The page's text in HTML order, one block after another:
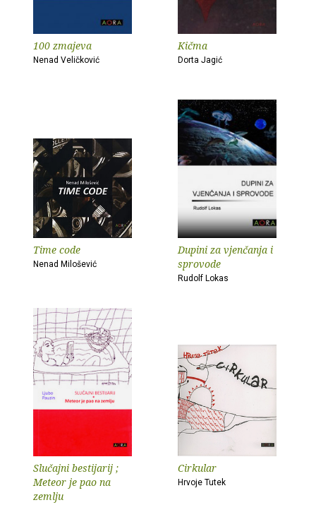
100 zmajeva
Nenad Veličković
Kičma
Dorta Jagić
Time code
Nenad Milošević
Dupini za vjenčanja i
sprovode
Rudolf Lokas
Slučajni bestijarij ;
Meteor je pao na
zemlju
Cirkular
Hrvoje Tutek